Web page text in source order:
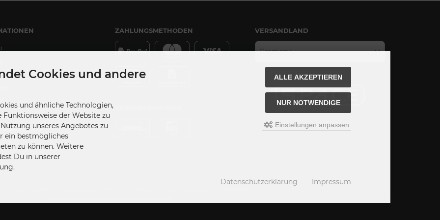
ZAHLUNGSMETHODEN VERSANDLAND
Germany
Cookies und andere
und ähnliche Technologien,
der Website zu
unseres Angebotes zu
ein bestmögliches
zu können. Weitere
Du in unserer
ALLE AKZEPTIEREN
NUR NOTWENDIGE
Einstellungen anpassen
Datenschutzerklärung Impressum